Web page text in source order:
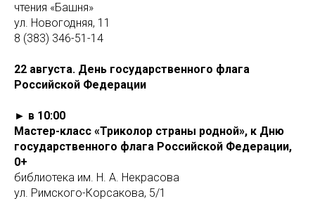
чтения «Башня»
ул. Новогодняя, 11
8 (383) 346-51-14
22 августа. День государственного флага
Российской Федерации
► в 10:00
Мастер-класс «Триколор страны родной», к Дню
государственного флага Российской Федерации,
0+
библиотека им. Н. А. Некрасова
ул. Римского-Корсакова, 5/1